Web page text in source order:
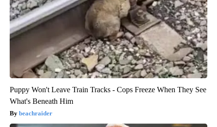
Puppy Won't Leave Train Tracks - Cops Freeze When They See
What's Beneath Him
beachraider